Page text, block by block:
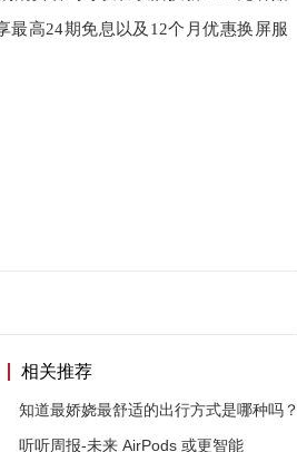
最高24期免息以及12个月优惠换屏服
相关推荐
知道最娇娆最舒适的出行方式是哪种吗？
听听周报-未来 AirPods 或更智能